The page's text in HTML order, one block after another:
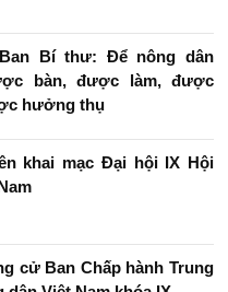
Bí thư: Để nông dân
bàn, được làm, được
hưởng thụ
khai mạc Đại hội IX Hội
cử Ban Chấp hành Trung